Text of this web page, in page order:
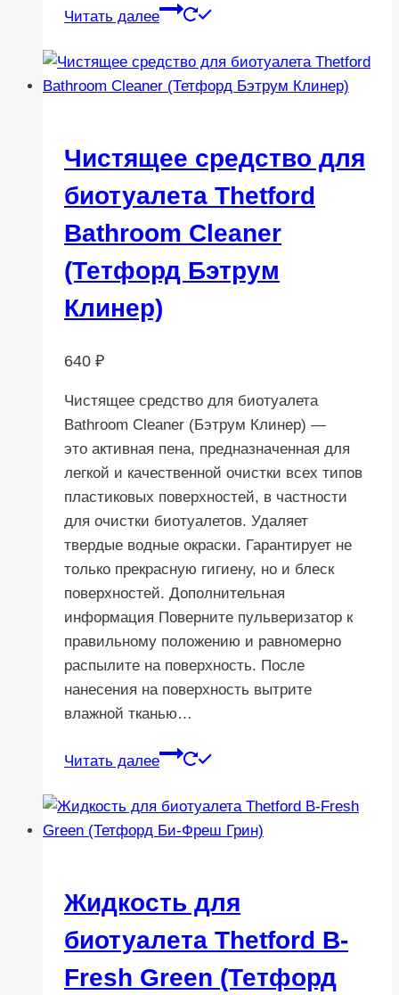
Читать далее
Чистящее средство для
биотуалета Thetford
Bathroom Cleaner
(Тетфорд Бэтрум
Клинер)
640 ₽
Чистящее средство для биотуалета
Bathroom Cleaner (Бэтрум Клинер) —
это активная пена, предназначенная для
легкой и качественной очистки всех типов
пластиковых поверхностей, в частности
для очистки биотуалетов. Удаляет
твердые водные окраски. Гарантирует не
только прекрасную гигиену, но и блеск
поверхностей. Дополнительная
информация Поверните пульверизатор к
правильному положению и равномерно
распылите на поверхность. После
нанесения на поверхность вытрите
влажной тканью…
Читать далее
Жидкость для
биотуалета Thetford B-
Fresh Green (Тетфорд